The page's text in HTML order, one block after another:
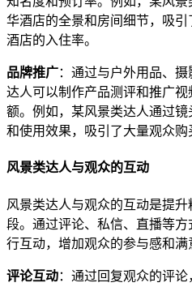
华酒店的全景和房间细节，吸
酒店的入住率。
品牌推广：通过与户外用品、
达人可以制作产品测评和推广
额。例如，某风景类达人通过
和使用效果，吸引了大量观众购
风景类达人与观众的互动
风景类达人与观众的互动是提
段。通过评论、私信、直播等
行互动，增加观众的参与感和满
评论互动：通过回复观众的评